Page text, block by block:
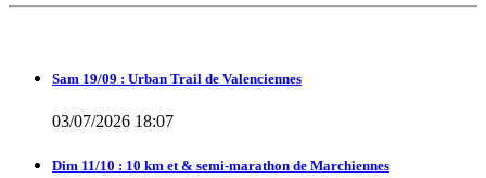
Sam 19/09 : Urban Trail de Valenciennes
03/07/2026 18:07
Dim 11/10 : 10 km et & semi-marathon de Marchiennes